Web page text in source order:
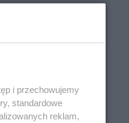
i przechowujemy
standardowe
reklam,